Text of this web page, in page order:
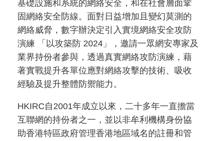
基礎設施和系統的網絡安全，和在社會層面鞏
固網絡安全防線。面對日益增加且變幻莫測的
網絡威脅，數字辦決定引入實境網絡安全攻防
演練 「以攻築防 2024」，邀請一眾網安專家及
業界持份者參與，透過真實網絡攻防演練，藉
著實戰提升各單位應對網絡攻擊的技術、吸收
經驗及提升整體防禦能力。
HKIRC自2001年成立以來，二十多年一直擔當
互聯網的持份者之一，並以非牟利機構身份協
助香港特區政府管理香港地區域名的註冊和管